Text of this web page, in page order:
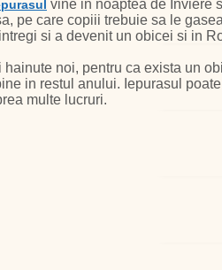
vine in noaptea de Inviere
pe care copiii trebuie sa le
si a devenit un obicei si in
noi, pentru ca exista un
in restul anului. Iepurasul
multe lucruri.